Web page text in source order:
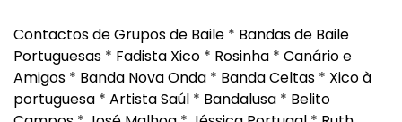
Contactos de Grupos de Baile * Bandas de Baile
Portuguesas * Fadista Xico * Rosinha * Canário e
Amigos * Banda Nova Onda * Banda Celtas * Xico à
portuguesa * Artista Saúl * Bandalusa * Belito